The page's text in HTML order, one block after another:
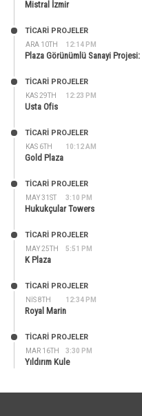
Mistral İzmir
ARA 10TH 12:14 PM
TİCARİ PROJELER
Plaza Görünümlü Sanayi
KAS 29TH 12:23 PM
TİCARİ PROJELER
Usta Ofis
KAS 6TH 10:12 AM
TİCARİ PROJELER
Gold Plaza
MAY 31ST 3:10 PM
TİCARİ PROJELER
Hukukçular Towers
MAY 25TH 5:51 PM
TİCARİ PROJELER
K Plaza
NIS 8TH 12:34 PM
TİCARİ PROJELER
Royal Marin
MAR 16TH 3:30 PM
TİCARİ PROJELER
Yıldırım Kule